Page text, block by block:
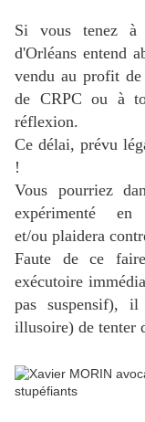
Si vous tenez à
d'Orléans entend
vendu au profit
de CRPC ou à
réflexion.
Ce délai, prévu
!
Vous pourriez
expérimenté
et/ou plaidera
Faute de ce
exécutoire
pas suspensif),
illusoire) de tenter